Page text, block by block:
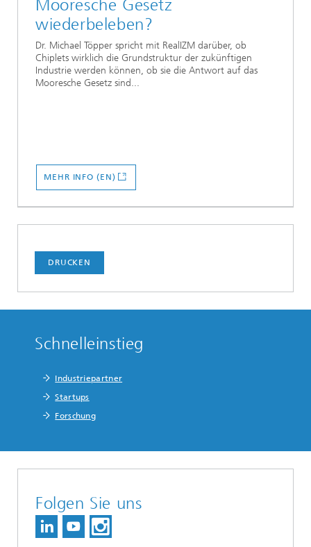
Mooresche Gesetz
wiederbeleben?
Dr. Michael Töpper spricht mit RealIZM darüber, ob
Chiplets wirklich die Grundstruktur der zukünftigen
Industrie werden können, ob sie die Antwort auf das
Mooresche Gesetz sind...
MEHR INFO (EN)
DRUCKEN
Schnelleinstieg
Industriepartner
Startups
Forschung
Folgen Sie uns